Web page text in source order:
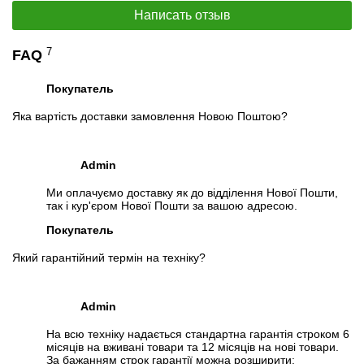
Запрос оптовой цены
Отслеживать в Instagram
Отслеживать на Facebook
Написать отзыв
FAQ 7
Покупатель
Яка вартість доставки замовлення Новою Поштою?
Admin
Ми оплачуємо доставку як до відділення Нової Пошти,
так і кур'єром Нової Пошти за вашою адресою.
Покупатель
Який гарантійний термін на техніку?
Admin
На всю техніку надається стандартна гарантія строком 6
місяців на вживані товари та 12 місяців на нові товари.
За бажанням строк гарантії можна розширити: